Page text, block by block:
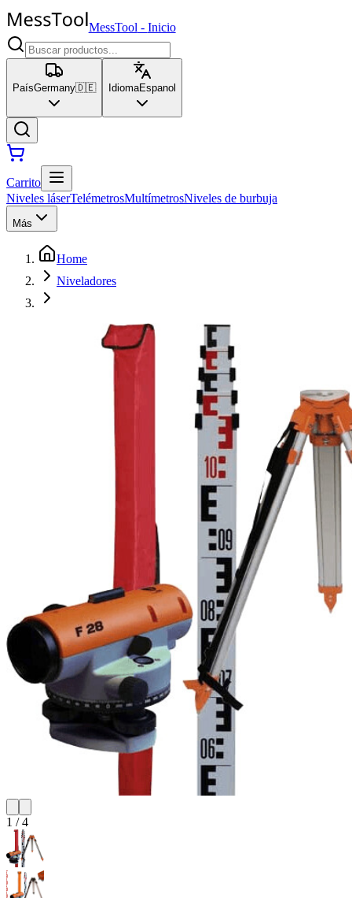
MessTool - Inicio
PaísGermany🇩🇪 IdiomaEspanol
Carrito
Niveles láserTelémetrosMultímetrosNiveles de burbuja
Más
Home
Niveladores
1 /4